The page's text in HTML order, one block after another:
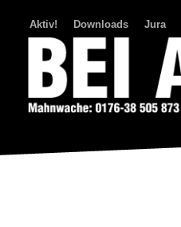
Aktiv! Downloads Jura